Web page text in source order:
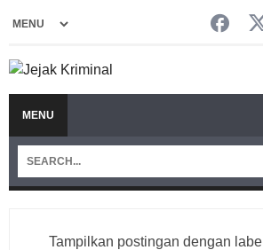
MENU
Tampilkan postingan dengan label